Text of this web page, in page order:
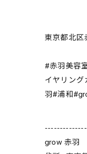
赤羽
東京都北区
#赤羽美容
イヤリン
羽#浦和
grow 赤羽